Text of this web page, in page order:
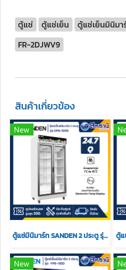
ตู้แช่ ตู้แช่เย็น ตู้แช่เย็นมินิมา
FR-2DJWV9
สินค้าเกี่ยวข้อง
New
ตู้แช่มินิมาร์ท SANDEN 2 ประตู รุ่น SPN-1005 ขนาด 24.7 สีขาว
New